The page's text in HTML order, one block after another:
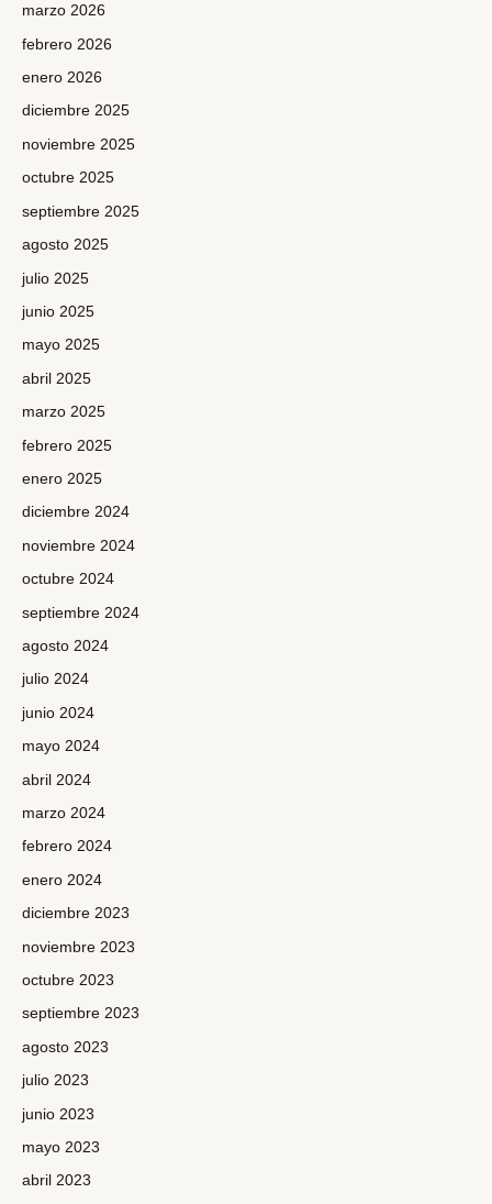
marzo 2026
febrero 2026
enero 2026
diciembre 2025
noviembre 2025
octubre 2025
septiembre 2025
agosto 2025
julio 2025
junio 2025
mayo 2025
abril 2025
marzo 2025
febrero 2025
enero 2025
diciembre 2024
noviembre 2024
octubre 2024
septiembre 2024
agosto 2024
julio 2024
junio 2024
mayo 2024
abril 2024
marzo 2024
febrero 2024
enero 2024
diciembre 2023
noviembre 2023
octubre 2023
septiembre 2023
agosto 2023
julio 2023
junio 2023
mayo 2023
abril 2023